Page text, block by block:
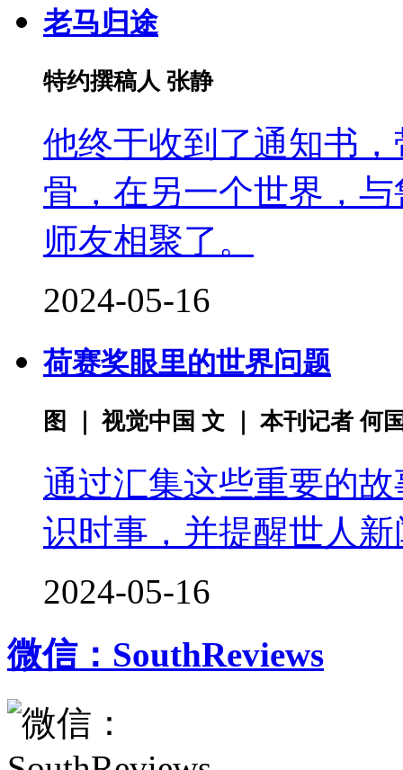
老马归途
特约撰稿人 张静
他终于收到了通知书
骨，在另一个世界，
师友相聚了。
2024-05-16
荷赛奖眼里的世界问题
图 ｜ 视觉中国 文 ｜ 本刊记者 何
通过汇集这些重要的
识时事，并提醒世人
2024-05-16
微信：SouthReviews